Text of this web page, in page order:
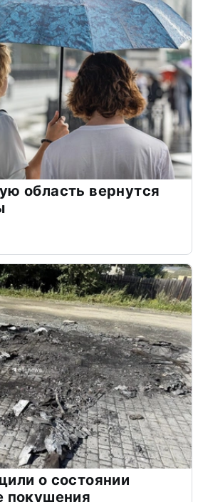
область вернутся
о состоянии
покушения